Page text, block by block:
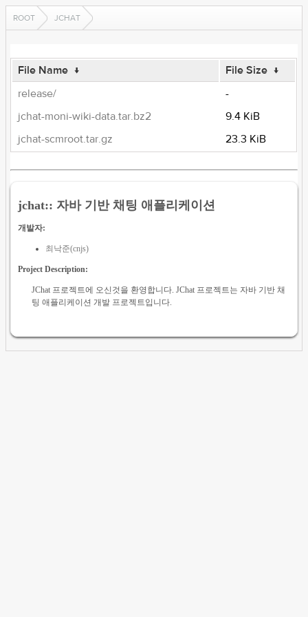
ROOT JCHAT
File Name ↓ File Size ↓
release/
-
jchat-moni-wiki-data.tar.bz2
9.4 KiB
jchat-scmroot.tar.gz
23.3 KiB
jchat:: 자바 기반 채팅 애플리케이션
개발자:
최낙준(cnjs)
Project Description:
JChat 프로젝트에 오신것을 환영합니다. JChat 프로젝트는 자바 기반 채
팅 애플리케이션 개발 프로젝트입니다.